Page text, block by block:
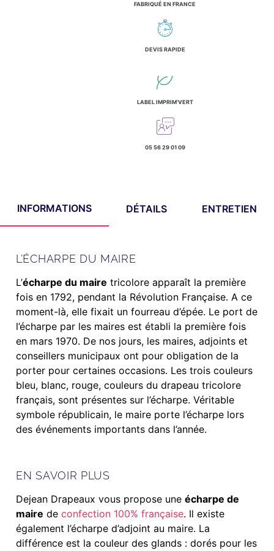
FABRIQUÉ EN FRANCE
DEVIS RAPIDE
LABEL IMPRIM'VERT
05 56 29 01 09
INFORMATIONS DÉTAILS ENTRETIEN
L’ÉCHARPE DU MAIRE
L’écharpe du maire tricolore apparaît la première
fois en 1792, pendant la Révolution Française. A ce
moment-là, elle fixait un fourreau d’épée. Le port de
l’écharpe par les maires est établi la première fois
en mars 1970. De nos jours, les maires, adjoints et
conseillers municipaux ont pour obligation de la
porter pour certaines occasions. Les trois couleurs
bleu, blanc, rouge, couleurs du drapeau tricolore
français, sont présentes sur l’écharpe. Véritable
symbole républicain, le maire porte l’écharpe lors
des événements importants dans l’année.
EN SAVOIR PLUS
Dejean Drapeaux vous propose une écharpe de
maire de confection 100% française. Il existe
également l’écharpe d’adjoint au maire. La
différence est la couleur des glands : dorés pour les